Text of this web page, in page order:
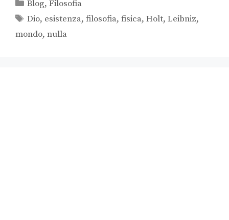
Blog,Filosofia
Dio, esistenza,filosofia,fisica,Holt,Leibniz,
mondo, nulla